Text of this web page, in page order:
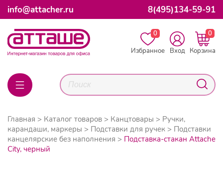
info@attacher.ru 8(495)134-59-91
0
Избранное
Вход
0
Корзина
Главная Каталог товаров Канцтовары
Ручки,
карандаши, маркеры
Подставки для ручек
Подставки
канцелярские без наполнения
Подставка-стакан Attache
City, черный